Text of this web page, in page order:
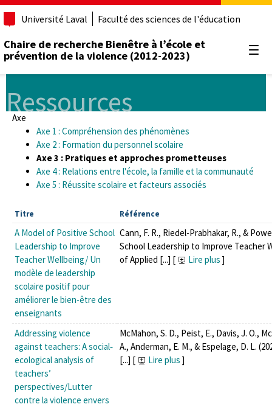
Université Laval Faculté des sciences de l'éducation
Chaire de recherche Bienêtre à l’école et
prévention de la violence (2012-2023)
Ressources
Axe
Axe 1 : Compréhension des phénomènes
Axe 2 : Formation du personnel scolaire
Axe 3 : Pratiques et approches prometteuses
Axe 4 : Relations entre l'école, la famille et la communauté
Axe 5 : Réussite scolaire et facteurs associés
Titre Référence
A Model of Positive School
Leadership to Improve
Teacher Wellbeing/ Un
modèle de leadership
scolaire positif pour
améliorer le bien-être des
enseignants
Cann, F. R., Riedel-Prabhakar, R., &
School Leadership to Improve Teacher
of Applied [...] [ Lire plus ]
Addressing violence
against teachers: A social‐
ecological analysis of
teachers’
perspectives/Lutter
contre la violence envers
McMahon, S. D., Peist, E., Davis, J. O.,
A., Anderman, E. M., & Espelage, D. L.
[...] [ Lire plus ]